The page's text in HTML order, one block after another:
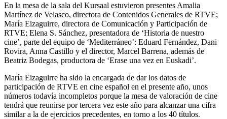
En la mesa de la sala del Kursaal estuvieron presentes Amalia
Martínez de Velasco, directora de Contenidos Generales de RTVE;
María Eizaguirre, directora de Comunicación y Participación de
RTVE; Elena S. Sánchez, presentadora de ‘Historia de nuestro
cine’, parte del equipo de ‘Mediterráneo’: Eduard Fernández, Dani
Rovira, Anna Castillo y el director, Marcel Barrena, además de
Beatriz Bodegas, productora de ‘Erase una vez en Euskadi’.
María Eizaguirre ha sido la encargada de dar los datos de
participación de RTVE en cine español en el presente año, unos
números todavía incompletos porque la mesa de valoración de cine
tendrá que reunirse por tercera vez este año para alcanzar una cifra
similar a la de ejercicios precedentes, en torno a los 40 títulos.